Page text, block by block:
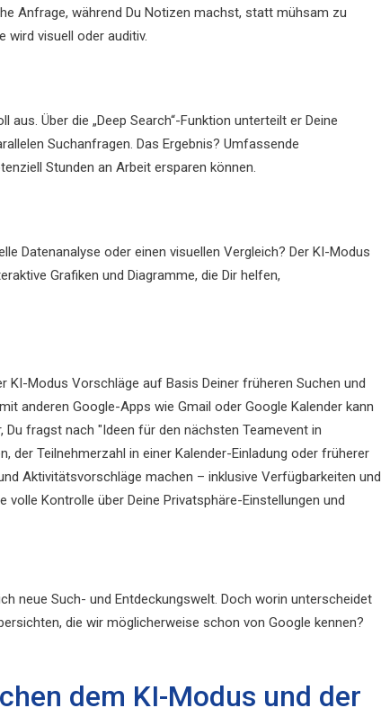
Anfrage, während Du Notizen machst, statt mühsam zu
wird visuell oder auditiv.
Über die „Deep Search“-Funktion unterteilt er Deine
Suchanfragen. Das Ergebnis? Umfassende
Stunden an Arbeit ersparen können.
Datenanalyse oder einen visuellen Vergleich? Der KI-Modus
Grafiken und Diagramme, die Dir helfen,
Modus Vorschläge auf Basis Deiner früheren Suchen und
anderen Google-Apps wie Gmail oder Google Kalender kann
fragst nach "Ideen für den nächsten Teamevent in
der Teilnehmerzahl in einer Kalender-Einladung oder früherer
Aktivitätsvorschläge machen – inklusive Verfügbarkeiten und
Kontrolle über Deine Privatsphäre-Einstellungen und
neue Such- und Entdeckungswelt. Doch worin unterscheidet
die wir möglicherweise schon von Google kennen?
dem KI-Modus und der